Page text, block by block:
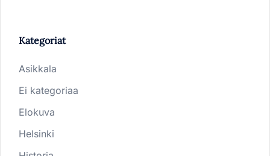
Kategoriat
Asikkala
Ei kategoriaa
Elokuva
Helsinki